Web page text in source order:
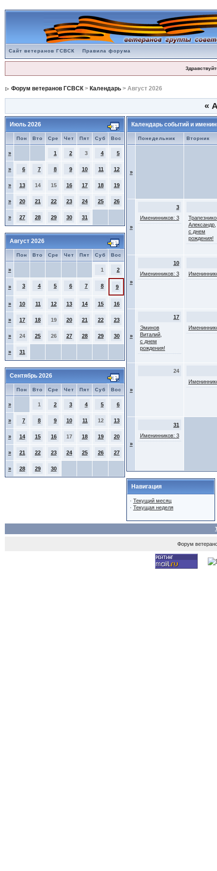
Сайт ветеранов ГСВСК Правила форума
Форум ветеранов ГСВСК> Календарь> Август 2026
«
Июль 2026
Пон Вто Сре Чет Пят Суб Вос
» 1 2 3 4 5
» 6 7 8 9 10 11 12
» 13 14 15 16 17 18 19
» 20 21 22 23 24 25 26
» 27 28 29 30 31
Август 2026
Пон Вто Сре Чет Пят Суб Вос
» 1 2
» 3 4 5 6 7 8 9
» 10 11 12 13 14 15 16
» 17 18 19 20 21 22 23
» 24 25 26 27 28 29 30
» 31
Сентябрь 2026
Пон Вто Сре Чет Пят Суб Вос
» 1 2 3 4 5 6
» 7 8 9 10 11 12 13
» 14 15 16 17 18 19 20
» 21 22 23 24 25 26 27
» 28 29 30
Календарь событий и
Понедельник Вторник
»
»
3
Именинников: 3
Александр,
с днем
рождения!
»
10
Именинников: 3
»
17
Эминов
Виталий,
с днем
рождения!
»
24
»
31
Именинников: 3
Навигация
· Текущий месяц
· Текущая неделя
Форум